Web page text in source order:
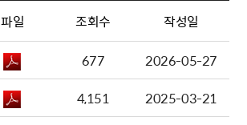
파일 조회수 작성일
677
2026-05-27
4,151
2025-03-21